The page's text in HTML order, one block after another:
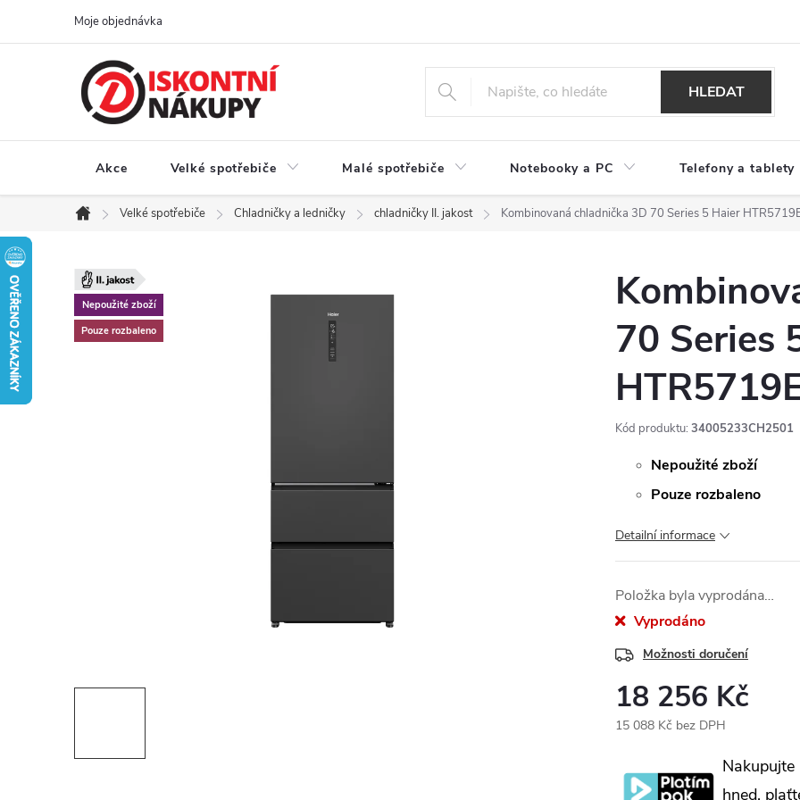
Moje objednávka
HLEDAT
Akce Velké spotřebiče Malé spotřebiče Notebooky a PC Telefony a tablety
Domů
Velké spotřebiče Chladničky a ledničky chladničky II. jakost Kombinovaná chladnička 3D 70 Series 5 Haier
Nepoužité zboží
Pouze rozbaleno
70 Series
Kód produktu: 34005233CH2501
Nepoužité zboží
Pouze rozbaleno
Detailní informace
Položka byla vyprodána…
Vyprodáno
Možnosti doručení
18 256 Kč
15 088 Kč bez DPH
Nakupujte
hned,